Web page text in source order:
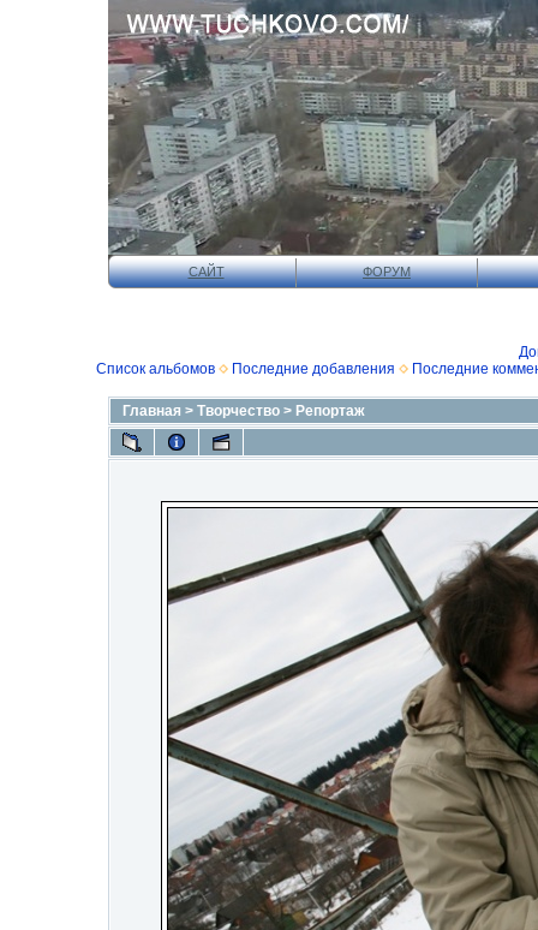
САЙТ ФОРУМ
Список альбомов
Последние добавления Последние
Главная > Творчество > Репортаж